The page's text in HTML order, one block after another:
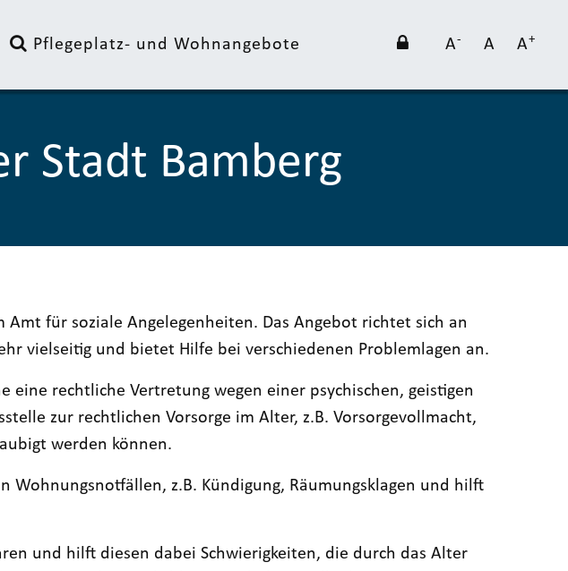
Pflegeplatz- und Wohnangebote A- A A+
Stadt Bamberg
für soziale Angelegenheiten. Das Angebot richtet sich an
vielseitig und bietet Hilfe bei verschiedenen Problemlagen an.
rechtliche Vertretung wegen einer psychischen, geistigen
zur rechtlichen Vorsorge im Alter, z.B. Vorsorgevollmacht,
werden können.
Wohnungsnotfällen, z.B. Kündigung, Räumungsklagen und hilft
und hilft diesen dabei Schwierigkeiten, die durch das Alter